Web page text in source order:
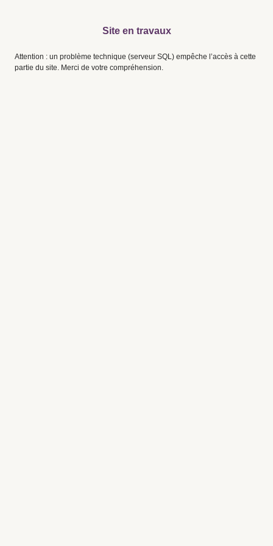
Site en travaux
Attention : un problème technique (serveur SQL) empêche l’accès à cette
partie du site. Merci de votre compréhension.